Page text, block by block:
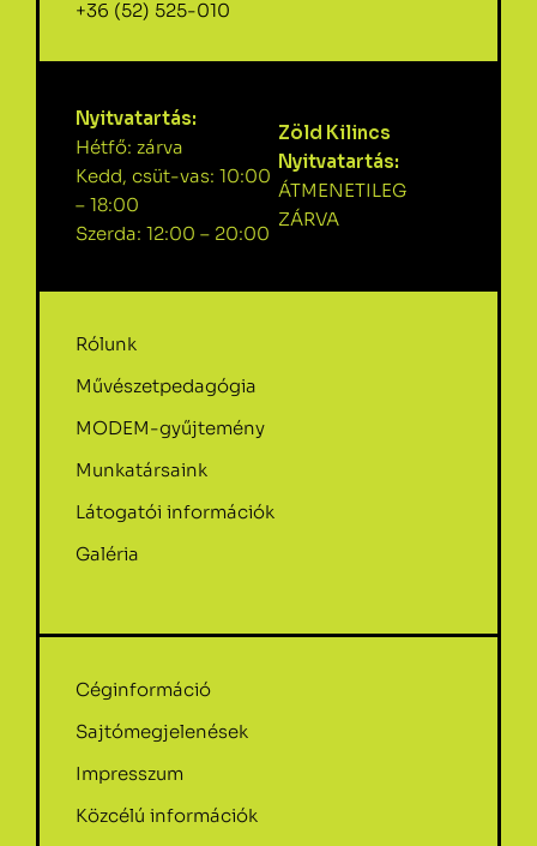
+36 (52) 525-010
Nyitvatartás:
Hétfő: zárva
Kedd, csüt-vas: 10:00
– 18:00
Szerda: 12:00 – 20:00
Zöld Kilincs
Nyitvatartás:
ÁTMENETILEG
ZÁRVA
Rólunk
Művészetpedagógia
MODEM-gyűjtemény
Munkatársaink
Látogatói információk
Galéria
Céginformáció
Sajtómegjelenések
Impresszum
Közcélú információk